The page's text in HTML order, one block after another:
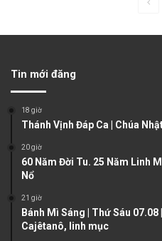
u
Tin mới đăng
18 giờ
Thánh Vịnh Đáp Ca | Chúa
20 giờ
60 Năm Đời Tu. 25 Năm Linh
Nổ
21 giờ
Bánh Mì Sáng | Thứ Sáu
Cajêtanô, linh mục